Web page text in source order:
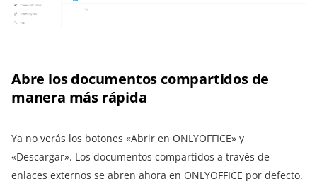
Abre los documentos compartidos de
manera más rápida
Ya no verás los botones «Abrir en ONLYOFFICE» y
«Descargar». Los documentos compartidos a través de
enlaces externos se abren ahora en ONLYOFFICE por defecto.